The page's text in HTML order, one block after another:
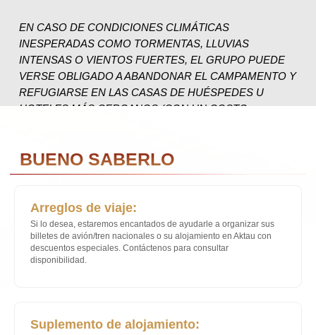
Arreglos de viaje:
Si lo desea, estaremos encantados de ayudarle a organizar sus
billetes de avión/tren nacionales o su alojamiento en Aktau con
descuentos especiales. Contáctenos para consultar
disponibilidad.
Suplemento de alojamiento: